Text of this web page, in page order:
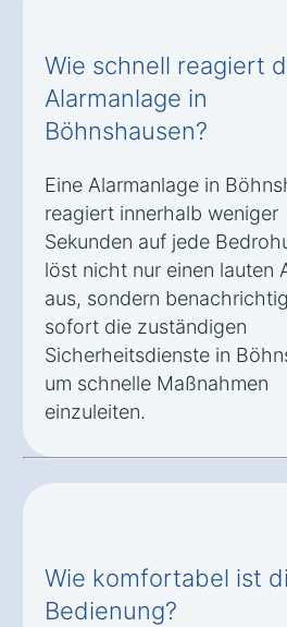
Wie schnell reagiert
Alarmanlage in
Böhnshausen?
Eine Alarmanlage in
reagiert innerhalb weniger
Sekunden auf jede
löst nicht nur einen lauten
aus, sondern
sofort die zuständigen
Sicherheitsdienste in
um schnelle Maßnahmen
einzuleiten.
Wie komfortabel ist
Bedienung?